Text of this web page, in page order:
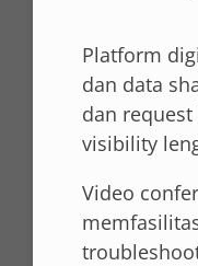
Platform
dan data
dan
visibility
Video